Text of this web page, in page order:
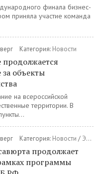
финала бизнес-
приняла участие команда
Категория: Новости
за объекты
на всероссийской
территории. В
Категория: Новости / Экономика
продолжает
программы